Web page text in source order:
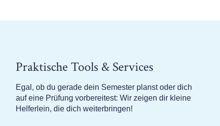
Praktische Tools & Services
Egal, ob du gerade dein Semester planst oder dich
auf eine Prüfung vorbereitest: Wir zeigen dir kleine
Helferlein, die dich weiterbringen!